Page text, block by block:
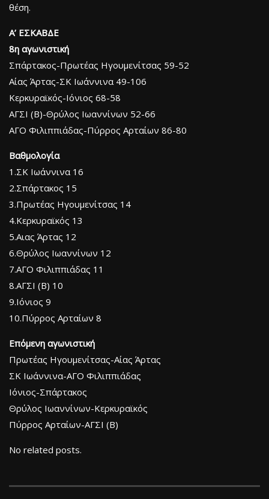
θέση.
Α’ ΕΣΚΑΒΔΕ
8η αγωνιστική
Σπάρτακος-Πρωτέας Ηγουμενίτσας 59-52
Αίας Άρτας-ΣΚ Ιωάννινα 49-106
Κερκυραϊκός-Ιόνιος 68-58
ΑΓΣΙ (Β)-Θρύλος Ιωαννίνων 52-66
ΑΓΟ Φιλιππιάδας-Πύρρος Αρταίων 86-80
Βαθμολογία
1.ΣΚ Ιωάννινα 16
2.Σπάρτακος 15
3.Πρωτέας Ηγουμενίτσας 14
4.Κερκυραϊκός 13
5.Αιας Άρτας 12
6.Θρύλος Ιωαννίνων 12
7.ΑΓΟ Φιλιππιάδας 11
8.ΑΓΣΙ (Β) 10
9.Ιόνιος 9
10.Πύρρος Αρταίων 8
Επόμενη αγωνιστική
Πρωτέας Ηγουμενίτσας-Αίας Άρτας
ΣΚ Ιωάννινα-ΑΓΟ Φιλιππιάδας
Ιόνιος-Σπάρτακος
Θρύλος Ιωαννίνων-Κερκυραϊκός
Πύρρος Αρταίων-ΑΓΣΙ (Β)
No related posts.